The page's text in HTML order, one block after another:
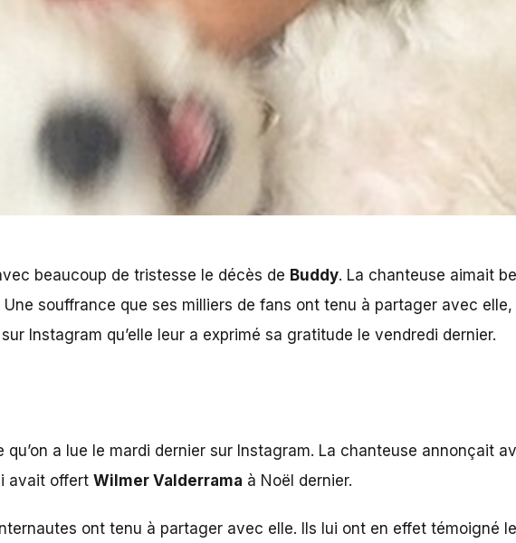
beaucoup de tristesse le décès de Buddy. La chanteuse aimait
souffrance que ses milliers de fans ont tenu à partager avec
Instagram qu’elle leur a exprimé sa gratitude le vendredi dernier.
qu’on a lue le mardi dernier sur Instagram. La chanteuse annonçait
avait offert Wilmer Valderrama à Noël dernier.
ont tenu à partager avec elle. Ils lui ont en effet témoigné